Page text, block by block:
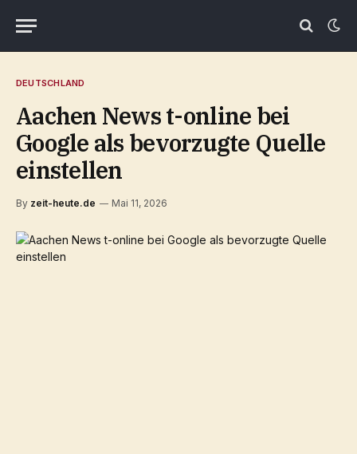
DEUTSCHLAND
Aachen News t-online bei
Google als bevorzugte Quelle
einstellen
By zeit-heute.de Mai 11, 2026